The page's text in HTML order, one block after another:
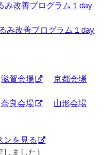
み改善プログラム１day
み改善プログラム１day
滋賀会場
京都会場
奈良会場
山形会場
ンを見る
ました）